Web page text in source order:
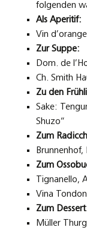
folgenden
Als Aperitif:
Vin
Zur Suppe:
Dom. de
Ch. Smith
Zu den
Sake:
Shuzo“
Zum
Zum
Tignanello,
Vina
Zum
Müller